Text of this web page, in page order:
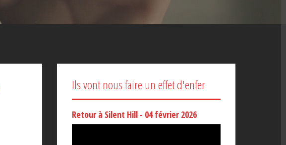
Ils vont nous faire un effet d'enfer
Retour à Silent Hill - 04 février 2026